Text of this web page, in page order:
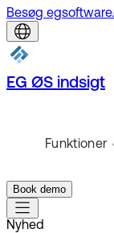
Besøg
EG ØS indsigt
Funktioner
Book demo
Nyhed